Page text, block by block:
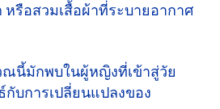
หรือสวมเสื้อผ้าที่ระบายอากาศ
ณนี้มักพบในผู้หญิงที่เข้าสู่วัย
บการเปลี่ยนแปลงของ